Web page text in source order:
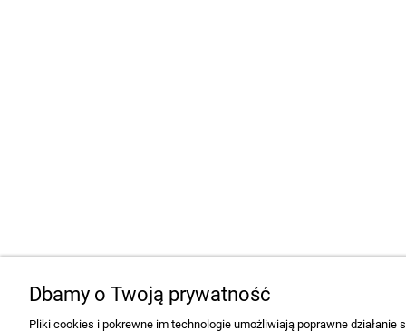
Dbamy o Twoją prywatność
Pliki cookies i pokrewne im technologie umożliwiają poprawne działanie